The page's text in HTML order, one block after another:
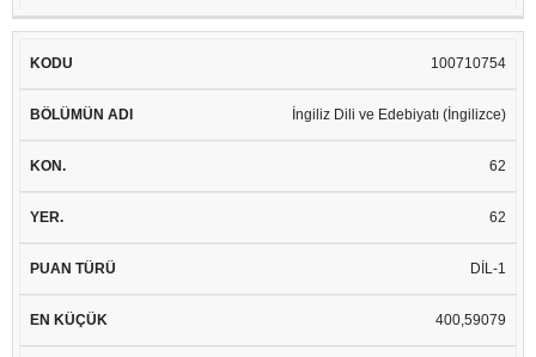
100710754
İngiliz Dili ve Edebiyatı (İngilizce)
62
62
DİL-1
400,59079